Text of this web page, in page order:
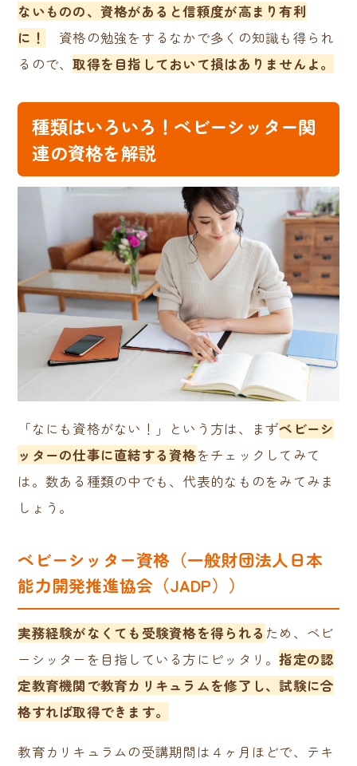
ないものの、資格があると信頼度が高まり有利
に！
資格の勉強をするなかで多くの知識も得られ
るので、取得を目指しておいて損はありませんよ。
種類はいろいろ！ベビーシッター関
連の資格を解説
「なにも資格がない！」という方は、まずベビーシ
ッターの仕事に直結する資格をチェックしてみて
は。数ある種類の中でも、代表的なものをみてみま
しょう。
ベビーシッター資格（一般財団法人日本
能力開発推進協会（JADP））
実務経験がなくても受験資格を得られる ため、ベビ
ーシッターを目指している方にピッタリ。指定の認
定教育機関で教育カリキュラムを修了し、試験に合
格すれば取得できます。
教育カリキュラムの受講期間は４ヶ月ほどで、テキ